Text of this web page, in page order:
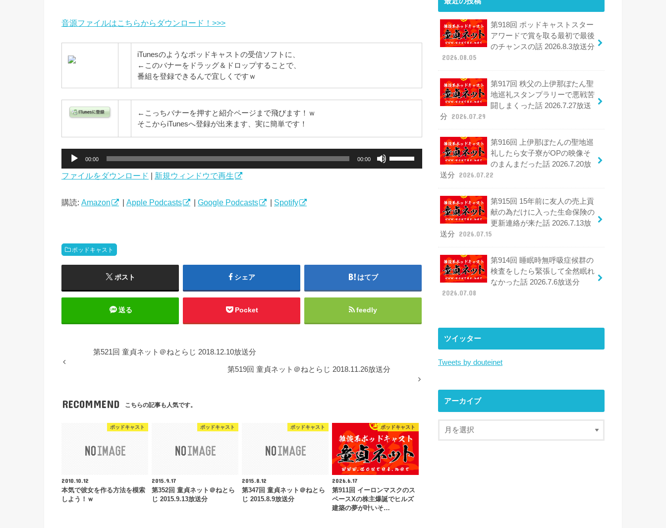
音源ファイルはこちらからダウンロード！>>>
iTunesのようなポッドキャストの受信ソフトに、
←このバナーをドラッグ＆ドロップすることで、
番組を登録できるんで宜しくですｗ
←こっちバナーを押すと紹介ページまで飛びます！ｗ
そこからiTunesへ登録が出来ます、実に簡単です！
プ
ー
00:00 00:00
印
ー
て
ファイルをダウンロード | 新規ウィンドウで再生
購読: Amazon | Apple Podcasts | Google Podcasts | Spotify
ポッドキャスト
ポスト シェア はてブ
送る Pocket feedly
第521回 童貞ネット＠ねとらじ 2018.12.10放送分
第519回 童貞ネット＠ねとらじ 2018.11.26放送分
RECOMMEND こちらの記事も人気です。
ポッドキャスト
2010.10.12
本気で彼女を作る方法を模索
しよう！ｗ
ポッドキャスト
2015.9.17
第352回 童貞ネット＠ねとら
じ 2015.9.13放送分
ポッドキャスト
2015.8.12
第347回 童貞ネット＠ねとら
じ 2015.8.9放送分
ポッドキャスト
2026.6.17
第911回 イーロンマスクのス
ペースXの株主爆誕でヒルズ
建築の夢が叶いそ…
第918回 ポッドキャストスター
アワードで賞を取る最初で最後
のチャンスの話 2026.8.3放送分
2026.08.05
第917回 秩父の上伊那ぼたん聖
地巡礼スタンプラリーで悪戦苦
闘しまくった話 2026.7.27放送
分
2026.07.29
第916回 上伊那ぼたんの聖地巡
礼したら女子寮がOPの映像そ
のまんまだった話 2026.7.20放
送分
2026.07.22
第915回 15年前に友人の売上貢
献の為だけに入った生命保険の
更新連絡が来た話 2026.7.13放
送分
2026.07.15
第914回 睡眠時無呼吸症候群の
検査をしたら緊張して全然眠れ
なかった話 2026.7.6放送分
2026.07.08
ツイッター
Tweets by douteinet
アーカイブ